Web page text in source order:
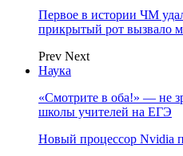
Первое в истории ЧМ
прикрытый рот вызвало
Prev Next
Наука
«Смотрите в оба!» — не
школы учителей на ЕГЭ
Новый процессор Nvidia